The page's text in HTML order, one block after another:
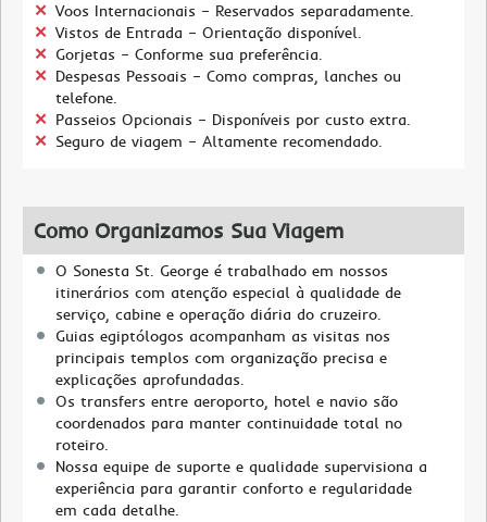
Voos Internacionais – Reservados separadamente.
Vistos de Entrada – Orientação disponível.
Gorjetas – Conforme sua preferência.
Despesas Pessoais – Como compras, lanches ou
telefone.
Passeios Opcionais – Disponíveis por custo extra.
Seguro de viagem – Altamente recomendado.
Como Organizamos Sua Viagem
O Sonesta St. George é trabalhado em nossos
itinerários com atenção especial à qualidade de
serviço, cabine e operação diária do cruzeiro.
Guias egiptólogos acompanham as visitas nos
principais templos com organização precisa e
explicações aprofundadas.
Os transfers entre aeroporto, hotel e navio são
coordenados para manter continuidade total no
roteiro.
Nossa equipe de suporte e qualidade supervisiona a
experiência para garantir conforto e regularidade
em cada detalhe.